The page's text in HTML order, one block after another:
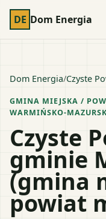
DE Dom Energia
Dom Energia/Czyste
GMINA MIEJSKA /
WARMIŃSKO-
Czyste
gminie
(gmina
powiat